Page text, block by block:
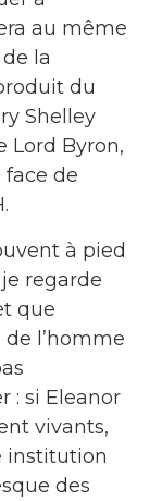
au même
la
du
Shelley
Lord Byron,
face de
à pied
regarde
que
de l’homme
: si Eleanor
vivants,
institution
des